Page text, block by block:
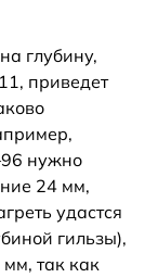
глубину,
приведет
нужно
24 мм,
удастся
гильзы),
так как